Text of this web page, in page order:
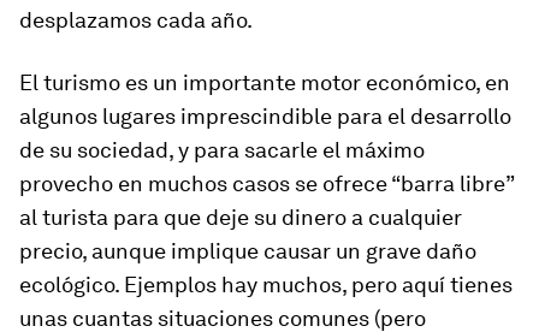
desplazamos cada año.
El turismo es un importante motor económico, en
algunos lugares imprescindible para el desarrollo
de su sociedad, y para sacarle el máximo
provecho en muchos casos se ofrece “barra libre”
al turista para que deje su dinero a cualquier
precio, aunque implique causar un grave daño
ecológico. Ejemplos hay muchos, pero aquí tienes
unas cuantas situaciones comunes (pero